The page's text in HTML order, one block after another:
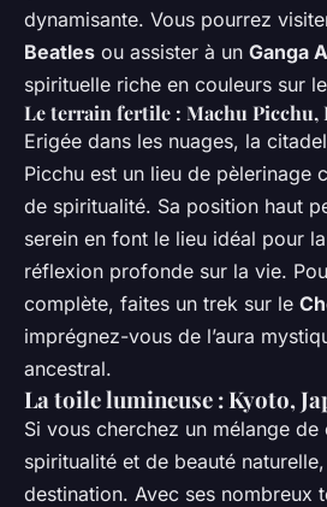
dynamisante. Vous pourrez
Beatles ou assister à un Ganga
spirituelle riche en couleurs sur
Le terrain fertile : Machu Picchu,
Erigée dans les nuages, la
Picchu est un lieu de pèlerinage
de spiritualité. Sa position haut
serein en font le lieu idéal pour
réflexion profonde sur la vie.
complète, faites un trek sur le
imprégnez-vous de l’aura
ancestral.
La toile lumineuse : Kyoto,
Si vous cherchez un mélange de
spiritualité et de beauté
destination. Avec ses nombreux